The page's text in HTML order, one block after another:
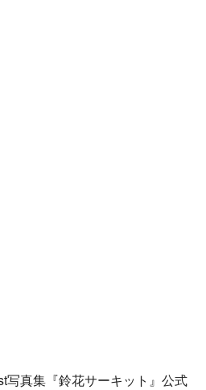
真集『鈴花サーキット』公式